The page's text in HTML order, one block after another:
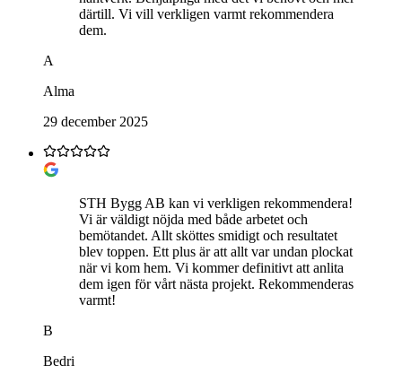
därtill. Vi vill verkligen varmt rekommendera
dem.
A
Alma
29 december 2025
STH Bygg AB kan vi verkligen rekommendera!
Vi är väldigt nöjda med både arbetet och
bemötandet. Allt sköttes smidigt och resultatet
blev toppen. Ett plus är att allt var undan plockat
när vi kom hem. Vi kommer definitivt att anlita
dem igen för vårt nästa projekt. Rekommenderas
varmt!
B
Bedri